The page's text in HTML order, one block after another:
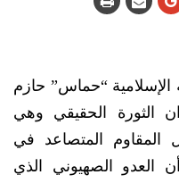
الإسلامية “حماس” حازم
الثورة الحقيقي وهي
المتصاعد في
العدو الصهيوني الذي